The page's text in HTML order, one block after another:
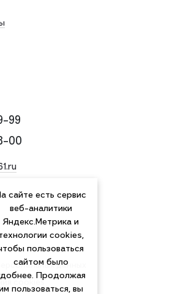
данных
сookies
99
00
сайте есть сервис
веб-аналитики
Яндекс.Метрика и
cookies,
пользоваться
сайтом было
Продолжая
пользоваться, вы